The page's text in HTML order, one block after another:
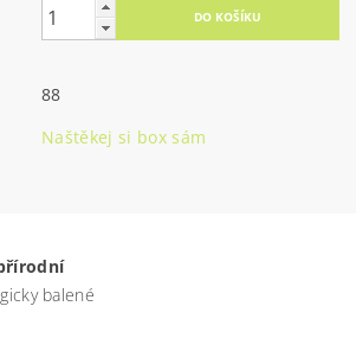
88
Naštěkej si box sám
balené